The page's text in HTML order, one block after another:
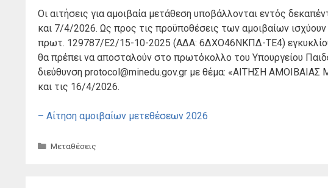
Οι αιτήσεις για αμοιβαία μετάθεση υποβάλλονται εντός
και 7/4/2026. Ως προς τις προϋποθέσεις των αμοιβαίων
πρωτ. 129787/Ε2/15-10-2025 (ΑΔΑ: 6ΔΧΟ46ΝΚΠΔ-ΤΕ4)
θα πρέπει να αποσταλούν στο πρωτόκολλο του Υπουργείου
διεύθυνση protocol@minedu.gov.gr με θέμα: «ΑΙΤΗΣΗ
και τις 16/4/2026.
– Αίτηση αμοιβαίων μετεθέσεων 2026
Κατηγορίες
Μεταθέσεις